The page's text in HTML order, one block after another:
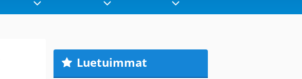
Luetuimmat